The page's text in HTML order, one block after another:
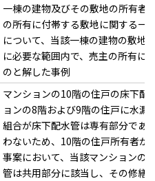
一棟の建物及びその敷地の所有者
の所有に付帯する敷地に関する一
について、当該一棟の建物の敷地
に必要な範囲内で、売主の所有に
のと解した事例
マンションの10階の住戸の床下配
ョンの8階および9階の住戸に水
組合が床下配水管は専有部分であ
わないため、10階の住戸所有者が
事案において、当該マンションの
管は共用部分に該当し、その修繕